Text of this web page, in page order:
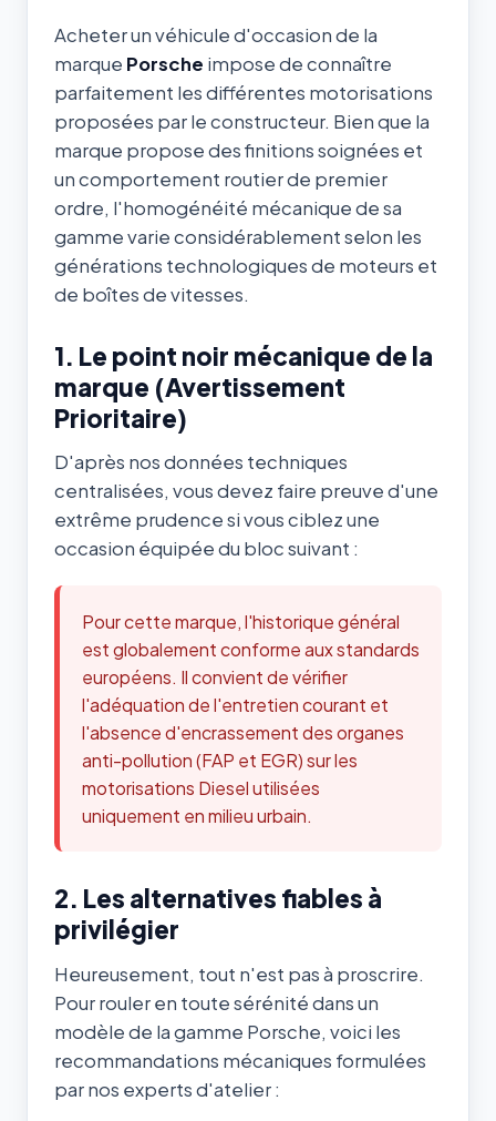
Acheter un véhicule d'occasion de la
marque Porsche impose de connaître
parfaitement les différentes motorisations
proposées par le constructeur. Bien que la
marque propose des finitions soignées et
un comportement routier de premier
ordre, l'homogénéité mécanique de sa
gamme varie considérablement selon les
générations technologiques de moteurs et
de boîtes de vitesses.
1. Le point noir mécanique de la
marque (Avertissement
Prioritaire)
D'après nos données techniques
centralisées, vous devez faire preuve d'une
extrême prudence si vous ciblez une
occasion équipée du bloc suivant :
Pour cette marque, l'historique général
est globalement conforme aux standards
européens. Il convient de vérifier
l'adéquation de l'entretien courant et
l'absence d'encrassement des organes
anti-pollution (FAP et EGR) sur les
motorisations Diesel utilisées
uniquement en milieu urbain.
2. Les alternatives fiables à
privilégier
Heureusement, tout n'est pas à proscrire.
Pour rouler en toute sérénité dans un
modèle de la gamme Porsche, voici les
recommandations mécaniques formulées
par nos experts d'atelier :